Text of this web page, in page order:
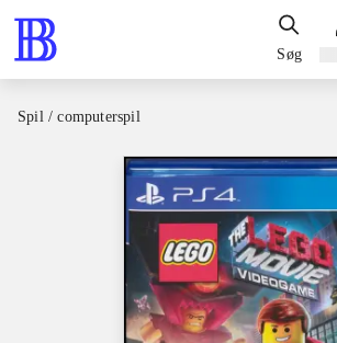
Søg
Spil / computerspil